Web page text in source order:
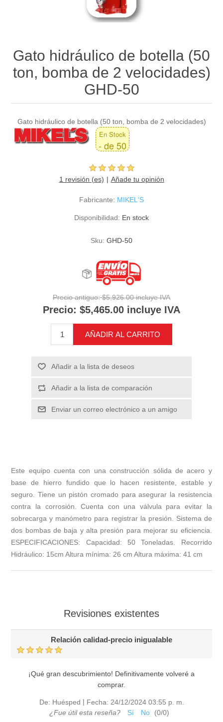
Gato hidráulico de botella (50
ton, bomba de 2 velocidades)
GHD-50
Gato hidráulico de botella (50 ton, bomba de 2 velocidades)
En Stock
- de 50
1 revisión (es) Añade tu opinión
Fabricante: MIKEL'S
Disponibilidad: En stock
Sku: GHD-50
Precio antiguo: $5,926.00 incluye IVA
Precio: $5,465.00 incluye IVA
AÑADIR AL CARRITO
Añadir a la lista de deseos
Añadir a la lista de comparación
Enviar un correo electrónico a un amigo
Este equipo cuenta con una construcción sólida de acero y
base de hierro fundido que lo hacen resistente, estable y
seguro. Tiene un pistón cromado para asegurar la resistencia
contra la corrosión. Cuenta con una válvula para evitar la
sobrecarga y manómetro para registrar la presión. Sistema de
dos bombas de baja y alta presión para mejorar su eficiencia.
ESPECIFICACIONES: Capacidad: 50 Toneladas. Recorrido
Hidráulico: 15cm Altura mínima: 26 cm Altura máxima: 41 cm
Revisiones existentes
Relación calidad-precio inigualable
¡Qué gran descubrimiento! Definitivamente volveré a
comprar.
De: Huésped | Fecha: 24/12/2024 03:55 p. m.
¿Fue útil esta reseña?
Sí No (0/0)